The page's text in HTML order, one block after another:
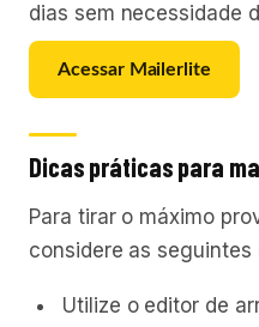
dias sem necessidade
Acessar Mailerlite
Dicas práticas para
Para tirar o máximo
considere as seguintes
Utilize o editor de